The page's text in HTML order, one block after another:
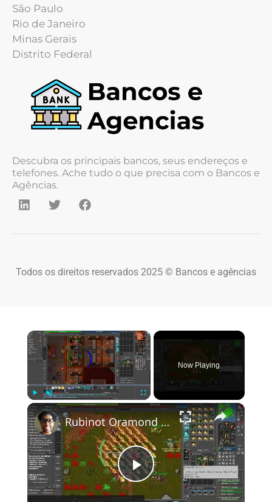
São Paulo
Rio de Janeiro
Minas Gerais
Distrito Federal
Descubra os principais bancos, seus endereços e
telefones. Ache tudo o que precisa com o Bancos e
Agências.
Todos os direitos reservados 2025 © Bancos e agências
×
Play Unmute Fullscreen
Now Playing
×
Play Video
Rubinot Oramond Task Caminho Rápido